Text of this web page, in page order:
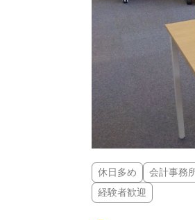
休日多め 会計事務
経験者歓迎